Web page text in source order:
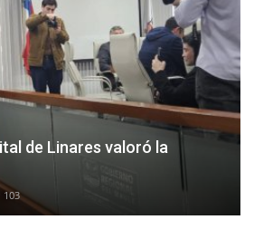
de Linares valoró la
103